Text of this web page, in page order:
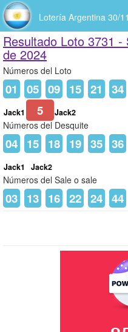
Lotería Argentina 30/
Resultado Loto 3731 -
de 2024
Números del Loto
01 05 09 15 21 34
Jack1 5 Jack2
Números del Desquite
04 15 18 19 35 36
Jack1 Jack2
Números del Sale o sale
03 13 16 22 24 44